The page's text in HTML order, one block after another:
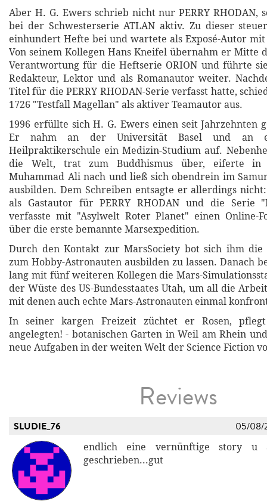
Aber H. G. Ewers schrieb nicht nur PERRY RHODAN,
bei der Schwesterserie ATLAN aktiv. Zu dieser
einhundert Hefte bei und wartete als Exposé-Autor
Von seinem Kollegen Hans Kneifel übernahm er Mitte
Verantwortung für die Heftserie ORION und führte sie
Redakteur, Lektor und als Romanautor weiter.
Titel für die PERRY RHODAN-Serie verfasst hatte,
1726 "Testfall Magellan" als aktiver Teamautor aus.
1996 erfüllte sich H. G. Ewers einen seit Jahrzehnten
Er nahm an der Universität Basel und an
Heilpraktikerschule ein Medizin-Studium auf.
die Welt, trat zum Buddhismus über, eiferte in
Muhammad Ali nach und ließ sich obendrein im
ausbilden. Dem Schreiben entsagte er allerdings
als Gastautor für PERRY RHODAN und die Serie
verfasste mit "Asylwelt Roter Planet" einen Online-
über die erste bemannte Marsexpedition.
Durch den Kontakt zur MarsSociety bot sich ihm die
zum Hobby-Astronauten ausbilden zu lassen. Danach
lang mit fünf weiteren Kollegen die Mars-
der Wüste des US-Bundesstaates Utah, um all die
mit denen auch echte Mars-Astronauten einmal
In seiner kargen Freizeit züchtet er Rosen,
angelegten! - botanischen Garten in Weil am Rhein
neue Aufgaben in der weiten Welt der Science Fiction
Reviews
SLUDIE_76 05/08/
endlich eine vernünftige story u
geschrieben...gut